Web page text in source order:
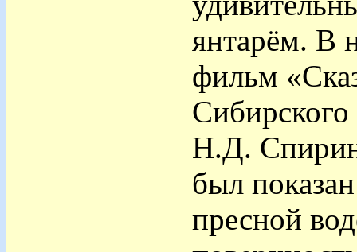
янтарём. В
фильм
Сибирского
Н.Д.
был
пресной